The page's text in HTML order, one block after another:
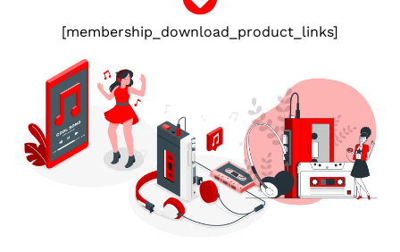
[membership_download_product_links]